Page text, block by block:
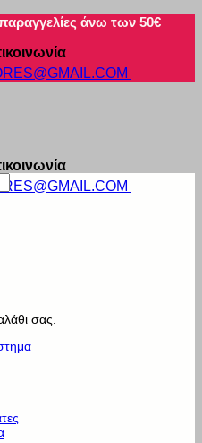
άνω των 50€
σας.